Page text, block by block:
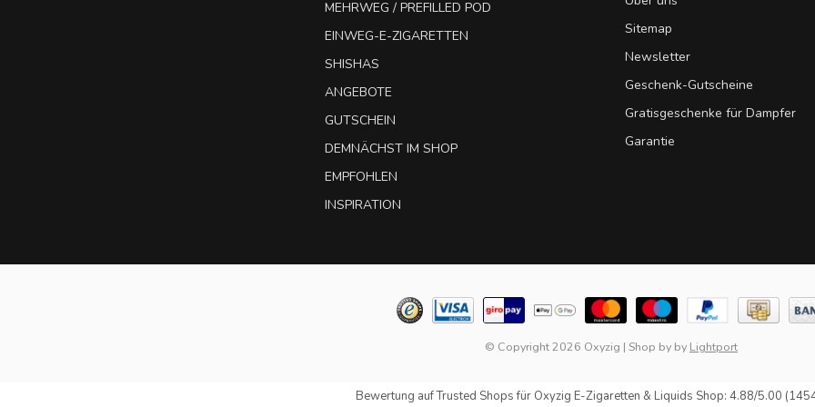
MEHRWEG / PREFILLED POD
EINWEG-E-ZIGARETTEN
SHISHAS
ANGEBOTE
GUTSCHEIN
DEMNÄCHST IM SHOP
EMPFOHLEN
INSPIRATION
Sitemap
Newsletter
Geschenk-Gutscheine
Gratisgeschenke für Dampfer
Garantie
© Copyright 2026 Oxyzig | Shop by by Lightport
Bewertung aufTrusted Shopsfür Oxyzig E-Zigaretten & Liquids Shop: 4.88/5.00